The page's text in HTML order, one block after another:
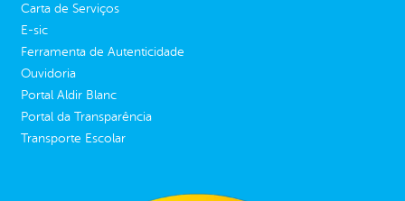
Carta de Serviços
E-sic
Ferramenta de Autenticidade
Ouvidoria
Portal Aldir Blanc
Portal da Transparência
Transporte Escolar